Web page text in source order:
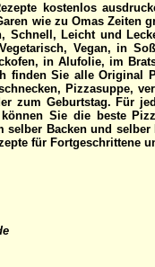
kostenlos
wie zu Omas Zeiten
Schnell, Leicht und
Vegan, in
in Alufolie, im
finden Sie alle Original
Pizzasuppe,
zum Geburtstag. Für
können Sie die beste
selber Backen und
für Fortgeschrittene